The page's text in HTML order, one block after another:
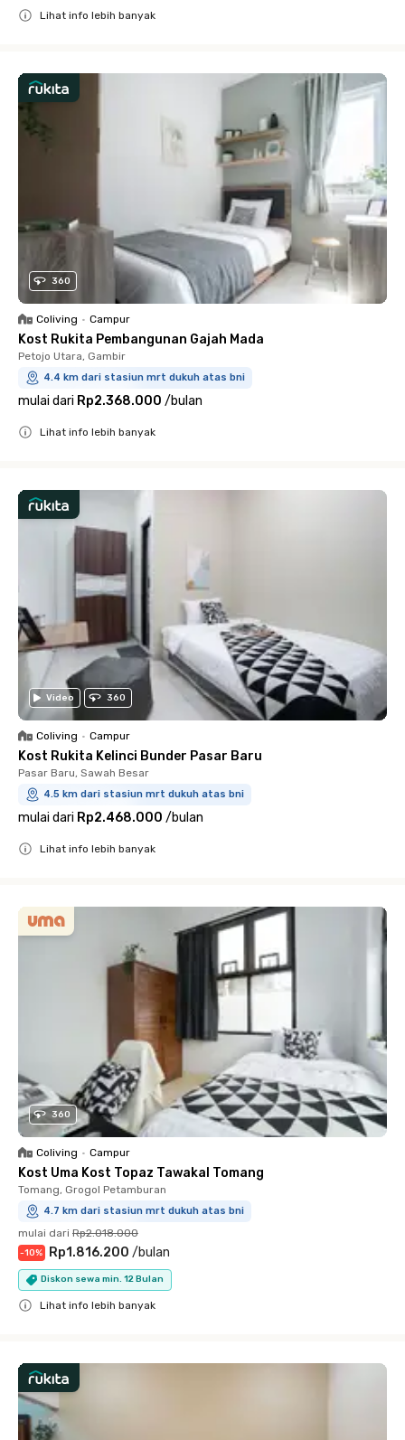
Lihat info lebih banyak
360
Coliving • Campur
Kost Rukita Pembangunan Gajah Mada
Petojo Utara, Gambir
4.4 km dari stasiun mrt dukuh atas bni
mulai dari Rp2.368.000 /bulan
Lihat info lebih banyak
Video 360
Coliving • Campur
Kost Rukita Kelinci Bunder Pasar Baru
Pasar Baru, Sawah Besar
4.5 km dari stasiun mrt dukuh atas bni
mulai dari Rp2.468.000 /bulan
Lihat info lebih banyak
360
Coliving • Campur
Kost Uma Kost Topaz Tawakal Tomang
Tomang, Grogol Petamburan
4.7 km dari stasiun mrt dukuh atas bni
mulai dari Rp2.018.000
-10% Rp1.816.200 /bulan
Diskon sewa min. 12 Bulan
Lihat info lebih banyak